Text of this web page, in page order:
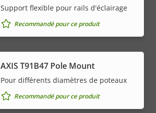
Support flexible pour rails d'éclairage
Recommandé pour ce produit
AXIS T91B47 Pole Mount
Pour différents diamètres de poteaux
Recommandé pour ce produit